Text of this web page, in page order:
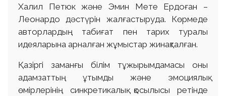
Халил Петюк және Эмин Мете Ердоған –
Леонардо дәстүрін жалғастыруда. Көрмеде
авторлардың табиғат пен тарих туралы
идеяларына арналған жұмыстар жинақталған.
Қазіргі заманғы білім тұжырымдамасы оны
адамзаттың ұтымды және эмоциялық
өмірлерінің синкретикалық қосылысы ретінде